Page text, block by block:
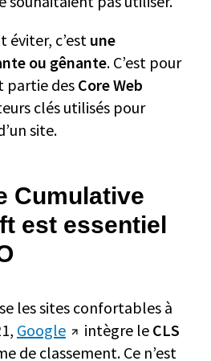
éviter, c’est une
ou gênante. C’est pour
partie desCore Web
clés utilisés pour
site.
Cumulative
est essentiel
les sites confortables à
Google intègre le CLS
de classement. Ce n’est